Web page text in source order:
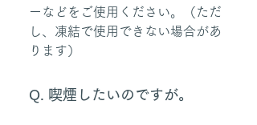
ーなどをご使用ください。（ただ
し、凍結で使用できない場合があ
ります）
Q. 喫煙したいのですが。